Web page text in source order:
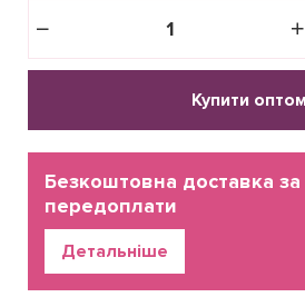
Купити оптом
Детальніше
Безкоштовна доставка
передоплати